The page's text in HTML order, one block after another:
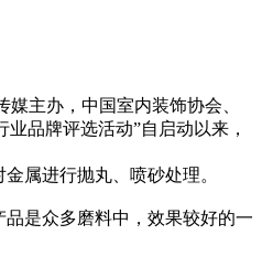
主办，中国室内装饰协会、
品牌评选活动”自启动以来，
属进行抛丸、喷砂处理。
是众多磨料中，效果较好的一